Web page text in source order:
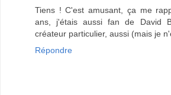
Tiens ! C'est amusant, ça me
ans, j'étais aussi fan de David
créateur particulier, aussi (mais je
Répondre